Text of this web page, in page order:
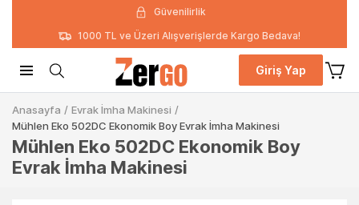
Güvenilirlik
1000 TL ve Üzeri Alışverişlerde Kargo Bedava!
Giriş Yap
Anasayfa / Evrak İmha Makinesi /
Mühlen Eko 502DC Ekonomik Boy Evrak İmha Makinesi
Mühlen Eko 502DC Ekonomik Boy
Evrak İmha Makinesi